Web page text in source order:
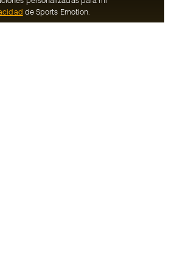
de Sports Emotion.